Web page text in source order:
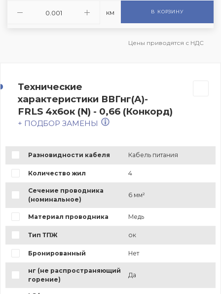
км В КОРЗИНУ
Цены приводятся с НДС
Технические
характеристики ВВГнг(А)-
FRLS 4х6ок (N) - 0,66 (Конкорд)
+ ПОДБОР ЗАМЕНЫ
Разновидности кабеля Кабель питания
Количество жил 4
Сечение проводника
(номинальное)
6 мм²
Материал проводника Медь
Тип ТПЖ ок
Бронированный Нет
нг (не распространяющий
горение)
Да